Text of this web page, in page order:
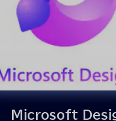
Microsoft